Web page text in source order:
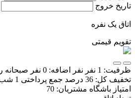
تاریخ خروج
اتاق یک نفره
تقویم قیمتی
ظرفیت: 1 نفر نفر اضافه: 0 نفر صبحانه
تخفیف کل: 36 درصد جمع پرداختی 1 شب:
امتیاز باشگاه مشتریان: 70